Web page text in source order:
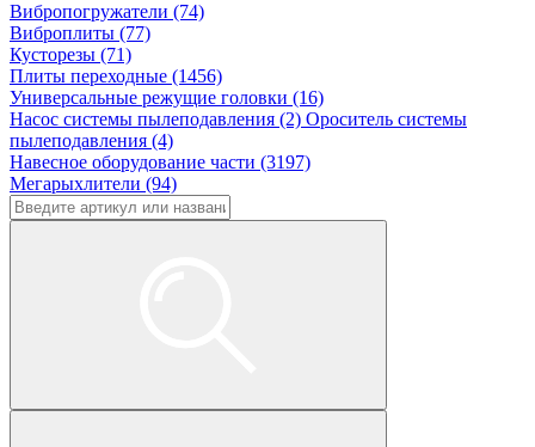
Вибропогружатели (74)
Виброплиты (77)
Кусторезы (71)
Плиты переходные (1456)
Универсальные режущие головки (16)
Насос системы пылеподавления (2) Ороситель системы
пылеподавления (4)
Навесное оборудование части (3197)
Мегарыхлители (94)